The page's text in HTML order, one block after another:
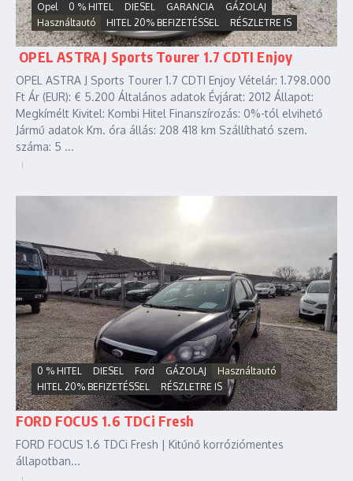
Opel 0 % HITEL DIESEL GARANCIA
GÁZOLAJ
Használtautó
HITEL 20% BEFIZETÉSSEL RÉSZLETRE IS
OPEL ASTRA J Sports Tourer 1.7 CDTI Enjoy
OPEL ASTRA J Sports Tourer 1.7 CDTI Enjoy Vételár: 1.798.000
Ft Ár (EUR): € 5.200 Általános adatok Évjárat: 2012 Állapot:
Megkímélt Kivitel: Kombi Hitel Finanszírozás: 0%-tól elvihető
Jármű adatok Km. óra állás: 208 418 km Szállítható szem.
száma: 5 ...
0 % HITEL DIESEL Ford GÁZOLAJ
Használtautó
HITEL 20% BEFIZETÉSSEL
RÉSZLETRE IS
FORD FOCUS 1.6 TDCi Fresh
FORD FOCUS 1.6 TDCi Fresh | Kitűnő korróziómentes
állapotban...